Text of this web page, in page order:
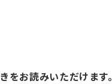
をお読みいただけます。